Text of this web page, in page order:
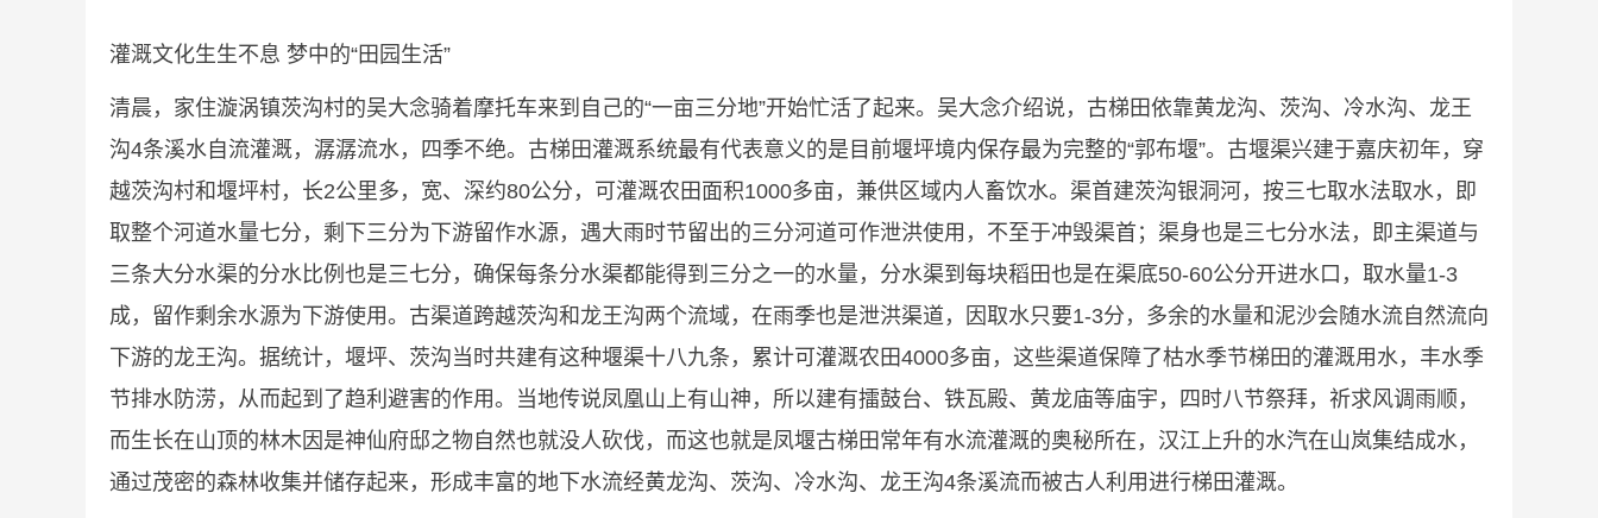
灌溉文化生生不息 梦中的“田园生活”
清晨，家住漩涡镇茨沟村的吴大念骑着摩托车来到自己的“一亩三分地”开始忙活了起来。吴大念介绍说，古梯田依靠黄龙沟、茨沟、冷水沟、龙王
沟4条溪水自流灌溉，潺潺流水，四季不绝。古梯田灌溉系统最有代表意义的是目前堰坪境内保存最为完整的“郭布堰”。古堰渠兴建于嘉庆初年，穿
越茨沟村和堰坪村，长2公里多，宽、深约80公分，可灌溉农田面积1000多亩，兼供区域内人畜饮水。渠首建茨沟银洞河，按三七取水法取水，即
取整个河道水量七分，剩下三分为下游留作水源，遇大雨时节留出的三分河道可作泄洪使用，不至于冲毁渠首；渠身也是三七分水法，即主渠道与
三条大分水渠的分水比例也是三七分，确保每条分水渠都能得到三分之一的水量，分水渠到每块稻田也是在渠底50-60公分开进水口，取水量1-3
成，留作剩余水源为下游使用。古渠道跨越茨沟和龙王沟两个流域，在雨季也是泄洪渠道，因取水只要1-3分，多余的水量和泥沙会随水流自然流向
下游的龙王沟。据统计，堰坪、茨沟当时共建有这种堰渠十八九条，累计可灌溉农田4000多亩，这些渠道保障了枯水季节梯田的灌溉用水，丰水季
节排水防涝，从而起到了趋利避害的作用。当地传说凤凰山上有山神，所以建有擂鼓台、铁瓦殿、黄龙庙等庙宇，四时八节祭拜，祈求风调雨顺，
而生长在山顶的林木因是神仙府邸之物自然也就没人砍伐，而这也就是凤堰古梯田常年有水流灌溉的奥秘所在，汉江上升的水汽在山岚集结成水，
通过茂密的森林收集并储存起来，形成丰富的地下水流经黄龙沟、茨沟、冷水沟、龙王沟4条溪流而被古人利用进行梯田灌溉。